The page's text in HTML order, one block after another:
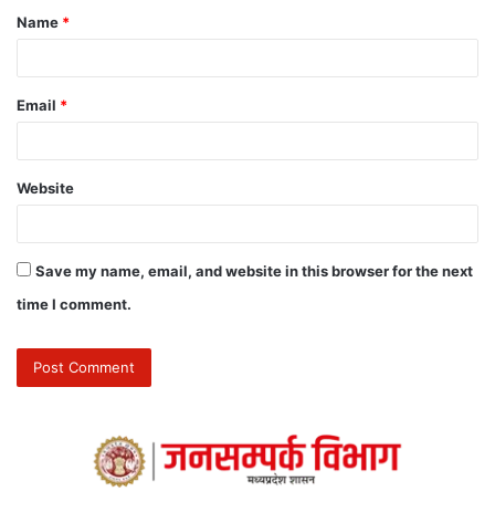
Name *
Email *
Website
Save my name, email, and website in this browser for the next
time I comment.